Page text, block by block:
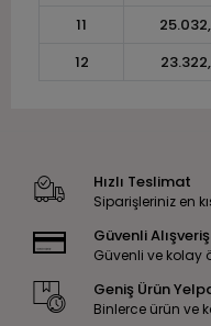
11
12
Hızlı Teslimat
Siparişleriniz en
Güvenli Alışveriş
Güvenli ve kolay
Geniş Ürün
Binlerce ürün ve